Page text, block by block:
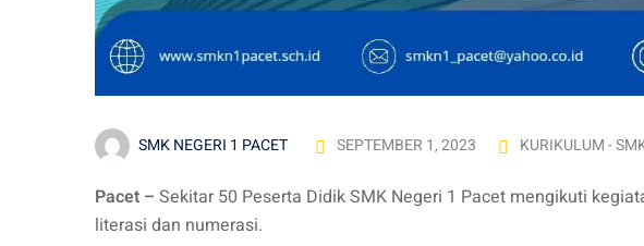
SMK NEGERI 1 PACET SEPTEMBER 1, 2023 KURIKULUM -
Pacet – Sekitar 50 Peserta Didik SMK Negeri 1 Pacet mengikuti
literasi dan numerasi.